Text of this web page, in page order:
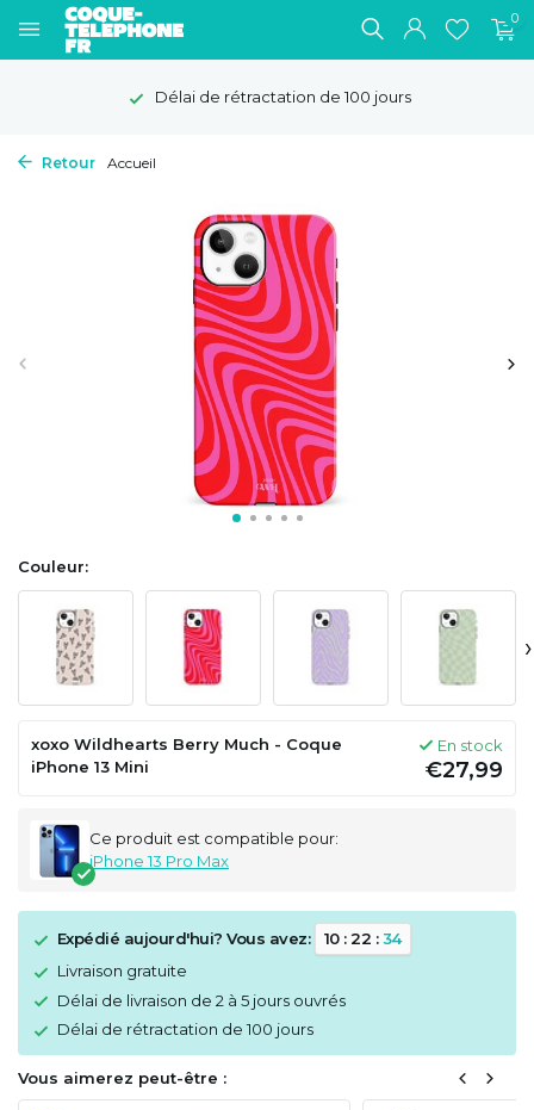
0
Délai de rétractation de 100 jours
Retour Accueil
Couleur:
›
xoxo Wildhearts Berry Much - Coque
iPhone 13 Mini
En stock
€27,99
Ce produit est compatible pour:
iPhone 13 Pro Max
Expédié aujourd'hui? Vous avez: 10:22 :34
Livraison gratuite
Délai de livraison de 2 à 5 jours ouvrés
Délai de rétractation de 100 jours
Vous aimerez peut-être :